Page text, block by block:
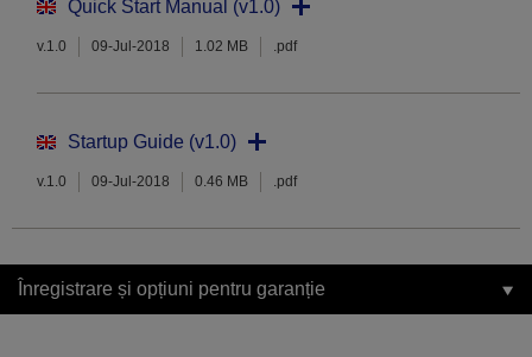
Quick Start Manual (v1.0)
v.1.0 09-Jul-2018 1.02 MB .pdf
Startup Guide (v1.0)
v.1.0 09-Jul-2018 0.46 MB .pdf
Înregistrare și opțiuni pentru garanție